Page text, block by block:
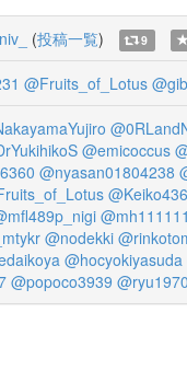
(投稿一覧) 9
@Fruits_of_Lotus
@emicoccus
@nyasan01804238
@nodekki
@hocyokiyasuda
@popoco3939 @ryu1970